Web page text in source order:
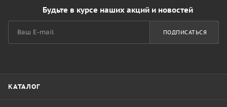
Будьте в курсе наших акций и новостей
ПОДПИСАТЬСЯ
КАТАЛОГ